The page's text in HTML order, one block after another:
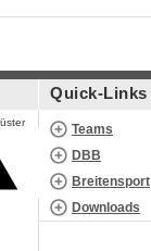
Quick-Links
Teams
DBB
Breitensport
Downloads